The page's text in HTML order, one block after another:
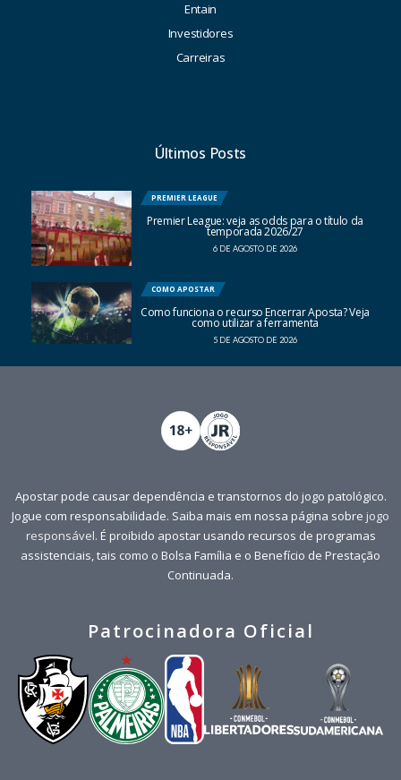
Entain
Investidores
Carreiras
Últimos Posts
PREMIER LEAGUE
Premier League: veja as odds para o título da
temporada 2026/27
6 DE AGOSTO DE 2026
COMO APOSTAR
Como funciona o recurso Encerrar Aposta? Veja
como utilizar a ferramenta
5 DE AGOSTO DE 2026
Apostar pode causar dependência e transtornos do jogo patológico.
Jogue com responsabilidade. Saiba mais em nossa página sobre jogo
responsável. É proibido apostar usando recursos de programas
assistenciais, tais como o Bolsa Família e o Benefício de Prestação
Continuada.
Patrocinadora Oficial